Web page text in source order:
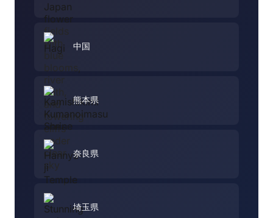
中国
熊本県
奈良県
埼玉県